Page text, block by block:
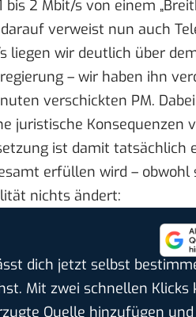
bis 2 Mbit/s von einem
verweist nun auch
liegen wir deutlich über
– wir haben ihn
verschickten PM.
juristische Konsequenzen
ist damit tatsächlich
erfüllen wird –
nichts ändert:
dich jetzt selbst
Mit zwei schnellen Klicks
Quelle hinzufügen